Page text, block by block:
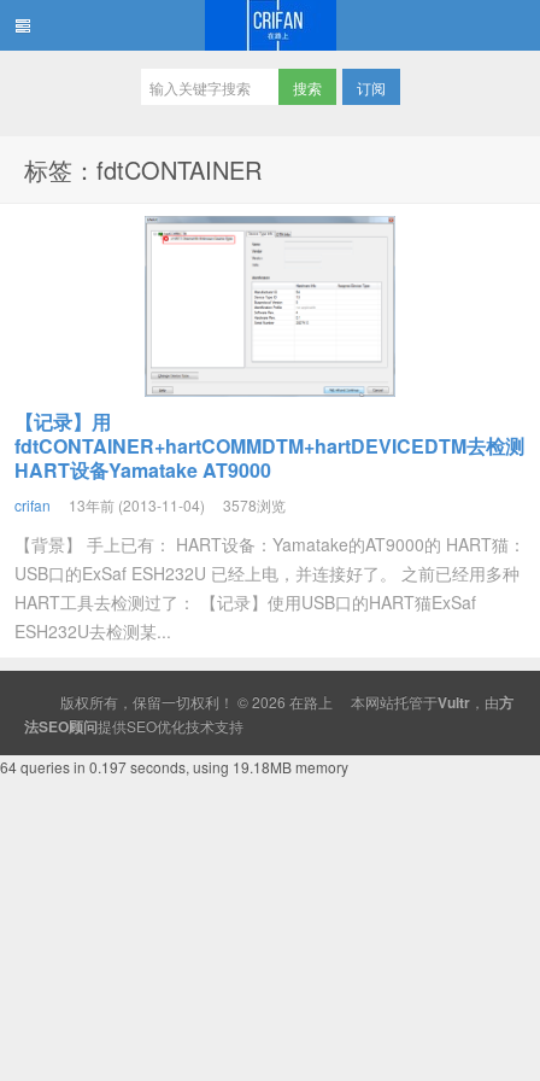
订阅
标签：fdtCONTAINER
【记录】用
fdtCONTAINER+hartCOMMDTM+hartDEVICEDTM去检测
HART设备Yamatake AT9000
crifan 13年前 (2013-11-04) 3578浏览
【背景】 手上已有： HART设备：Yamatake的AT9000的 HART猫：
USB口的ExSaf ESH232U 已经上电，并连接好了。 之前已经用多种
HART工具去检测过了： 【记录】使用USB口的HART猫ExSaf
ESH232U去检测某...
版权所有，保留一切权利！ © 2026 在路上 本网站托管于Vultr ，由方
法SEO顾问提供SEO优化技术支持
64 queries in 0.197 seconds, using 19.18MB memory